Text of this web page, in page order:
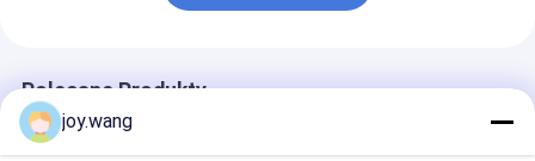
Polecane Produkty
joy.wang